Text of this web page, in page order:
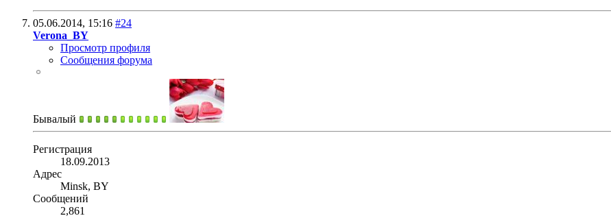
05.06.2014, 15:16 #24
Verona_BY
Просмотр профиля
Сообщения форума
Бывалый
Регистрация
18.09.2013
Адрес
Minsk, BY
Сообщений
2,861